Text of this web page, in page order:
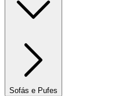
Sofás e Pufes